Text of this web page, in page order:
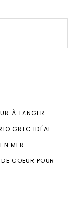
À TANGER
GREC IDÉAL
MER
COEUR POUR